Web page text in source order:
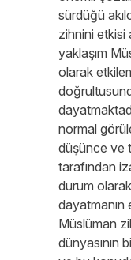
sürdüğü
zihnini etkisi
yaklaşım
olarak
normal
düşünce ve
tarafından
durum
dayatmanın
Müslüman
dünyasının